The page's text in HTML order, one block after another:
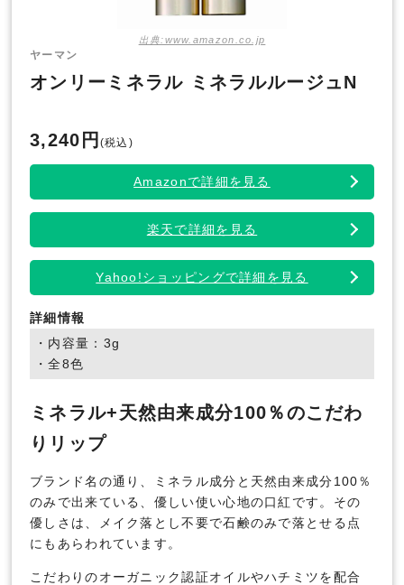
出典:www.amazon.co.jp
ヤーマン
オンリーミネラル ミネラルルージュN
3,240円 (税込)
Amazonで詳細を見る
楽天で詳細を見る
Yahoo!ショッピングで詳細を見る
詳細情報
・内容量：3g
・全8色
ミネラル+天然由来成分100％のこだわ
りリップ
ブランド名の通り、ミネラル成分と天然由来成分100％
のみで出来ている、優しい使い心地の口紅です。その
優しさは、メイク落とし不要で石鹸のみで落とせる点
にもあらわれています。
こだわりのオーガニック認証オイルやハチミツを配合